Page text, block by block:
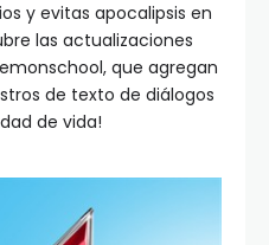
y evitas apocalipsis en
las actualizaciones
que agregan
de texto de diálogos
de vida!